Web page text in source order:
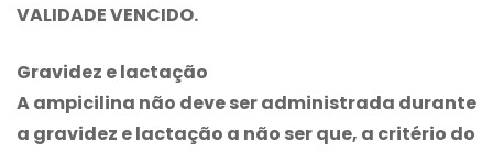
VALIDADE VENCIDO.
Gravidez e lactação
A ampicilina não deve ser administrada durante
a gravidez e lactação a não ser que, a critério do